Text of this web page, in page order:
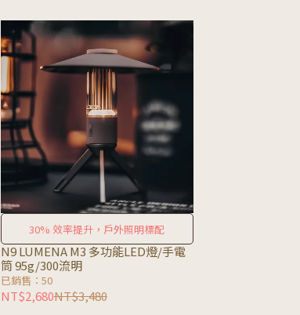
30% 效率提升，戶外照明標配
N9 LUMENA M3 多功能LED燈/手電
筒 95g/300流明
已銷售：50
NT$2,680NT$3,480